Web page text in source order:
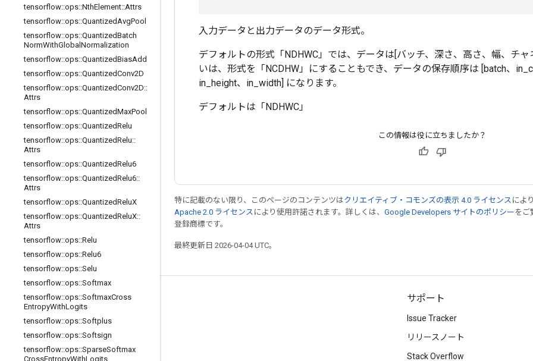
tensorflow::ops::NthElement::Attrs
tensorflow::ops::QuantizedAvgPool
tensorflow::ops::QuantizedBatch
NormWithGlobal Normalization
tensorflow::ops::QuantizedBiasAdd
tensorflow::ops::QuantizedConv2D
tensorflow::ops::QuantizedConv2D::
Attrs
tensorflow::ops::QuantizedMaxPool
tensorflow::ops::QuantizedRelu
tensorflow::ops::QuantizedRelu::
Attrs
tensorflow::ops::QuantizedRelu6
tensorflow::ops::QuantizedRelu6::
Attrs
tensorflow::ops::QuantizedReluX
tensorflow::ops::QuantizedReluX::
Attrs
tensorflow::ops::Relu
tensorflow::ops::Relu6
tensorflow::ops::Selu
tensorflow::ops::Softmax
tensorflow::ops::SoftmaxCross
EntropyWithLogits
tensorflow::ops::Softplus
tensorflow::ops::Softsign
tensorflow::ops::SparseSoftmax
CrossEntropyWithLogits
入力データと出力データのデータ形式。
デフォルトの形式「NDHWC」では、データは[バッチ、深さ、高さ、幅、チ
いは、形式を「NCDHW」にすることもでき、データの保存順序は [batch、
in_height、in_width] になります。
デフォルトは「NDHWC」
この情報は役に立ちましたか？
特に記載のない限り、このページのコンテンツはクリエイティブ・コモンズの表示 4.0 ライセンス によ
Apache 2.0 ライセンス により使用許諾されます。詳しくは、 Google Developers サイトのポリシー をご
登録商標です。
最終更新日 2026-04-04 UTC。
つながる
ブログ
フォーラム
GitHub
サポート
Issue Tracker
リリースノート
Stack Overflow